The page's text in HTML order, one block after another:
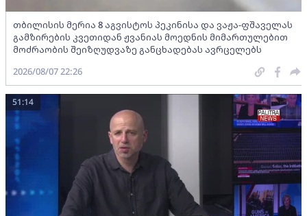
თბილისის მერია 8 აგვისტოს პეკინისა და ვაჟა-ფშაველას
გამზირების კვეთიდან ჟვანიას მოედნის მიმართულებით
მოძრაობის შეიზღუდვაზე განცხადებას ავრცელებს
2026/08/07 22:26
51:14